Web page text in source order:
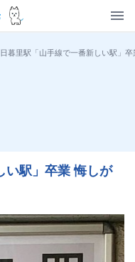
暮里駅「山手線で一番新しい駅」
い駅」卒業 悔しが